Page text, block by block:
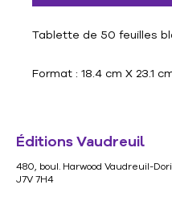
Tablette de 50 feuilles
Format : 18.4 cm X 23.1
Éditions Vaudreuil
480, boul. Harwood Vaudreuil-
J7V 7H4